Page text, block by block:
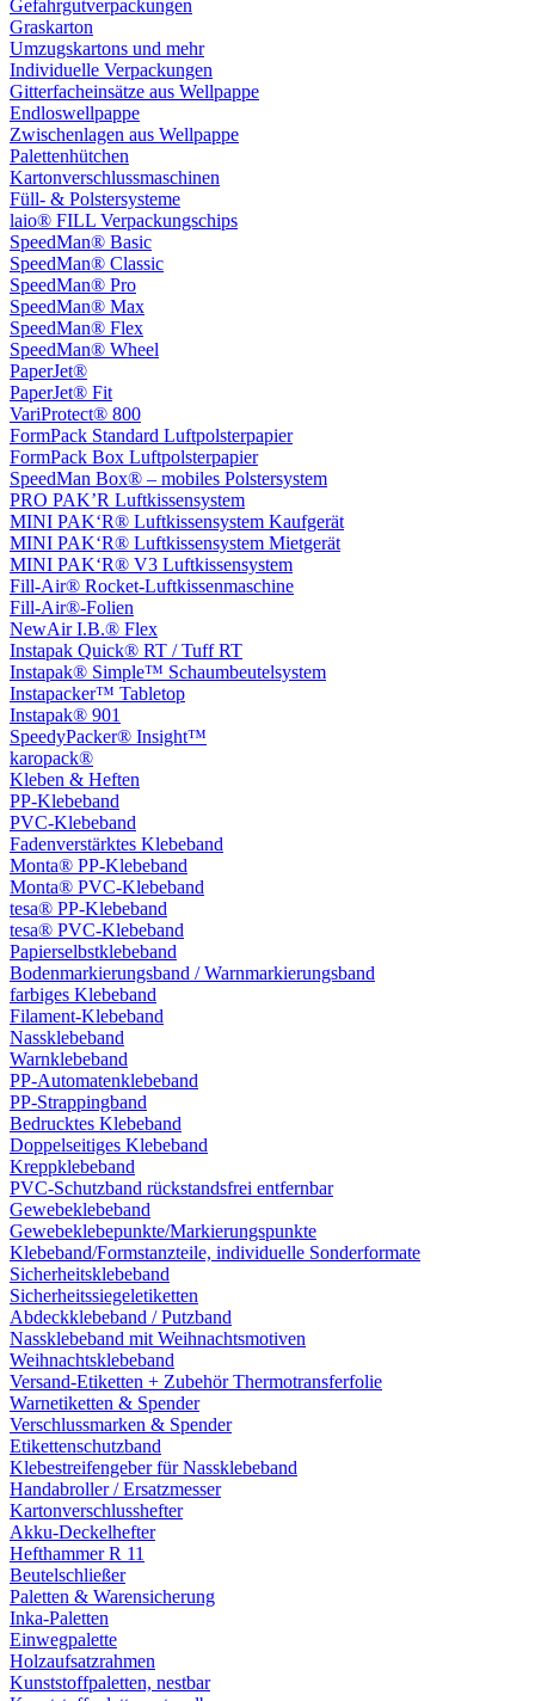
Gefahrgutverpackungen
Graskarton
Umzugskartons und mehr
Individuelle Verpackungen
Gitterfacheinsätze aus Wellpappe
Endloswellpappe
Zwischenlagen aus Wellpappe
Palettenhütchen
Kartonverschlussmaschinen
Füll- & Polstersysteme
laio® FILL Verpackungschips
SpeedMan® Basic
SpeedMan® Classic
SpeedMan® Pro
SpeedMan® Max
SpeedMan® Flex
SpeedMan® Wheel
PaperJet®
PaperJet® Fit
VariProtect® 800
FormPack Standard Luftpolsterpapier
FormPack Box Luftpolsterpapier
SpeedMan Box® – mobiles Polstersystem
PRO PAK’R Luftkissensystem
MINI PAK‘R® Luftkissensystem Kaufgerät
MINI PAK‘R® Luftkissensystem Mietgerät
MINI PAK‘R® V3 Luftkissensystem
Fill-Air® Rocket-Luftkissenmaschine
Fill-Air®-Folien
NewAir I.B.® Flex
Instapak Quick® RT / Tuff RT
Instapak® Simple™ Schaumbeutelsystem
Instapacker™ Tabletop
Instapak® 901
SpeedyPacker® Insight™
karopack®
Kleben & Heften
PP-Klebeband
PVC-Klebeband
Fadenverstärktes Klebeband
Monta® PP-Klebeband
Monta® PVC-Klebeband
tesa® PP-Klebeband
tesa® PVC-Klebeband
Papierselbstklebeband
Bodenmarkierungsband / Warnmarkierungsband
farbiges Klebeband
Filament-Klebeband
Nassklebeband
Warnklebeband
PP-Automatenklebeband
PP-Strappingband
Bedrucktes Klebeband
Doppelseitiges Klebeband
Kreppklebeband
PVC-Schutzband rückstandsfrei entfernbar
Gewebeklebeband
Gewebeklebepunkte/Markierungspunkte
Klebeband/Formstanzteile, individuelle Sonderformate
Sicherheitsklebeband
Sicherheitssiegeletiketten
Abdeckklebeband / Putzband
Nassklebeband mit Weihnachtsmotiven
Weihnachtsklebeband
Versand-Etiketten + Zubehör Thermotransferfolie
Warnetiketten & Spender
Verschlussmarken & Spender
Etikettenschutzband
Klebestreifengeber für Nassklebeband
Handabroller / Ersatzmesser
Kartonverschlusshefter
Akku-Deckelhefter
Hefthammer R 11
Beutelschließer
Paletten & Warensicherung
Inka-Paletten
Einwegpalette
Holzaufsatzrahmen
Kunststoffpaletten, nestbar